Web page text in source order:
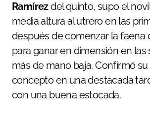
Ramírezdel quinto, supo el
media altura al utrero en las
después de comenzar la faena
para ganar en dimensión en las
más de mano baja. Confirmó
concepto en una destacada
con una buena estocada.